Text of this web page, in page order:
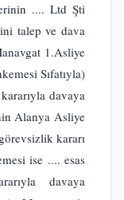
.... Ltd Şti
talep ve dava
1.Asliye
Sıfatıyla)
davaya
Alanya Asliye
kararı
ise .... esas
davaya